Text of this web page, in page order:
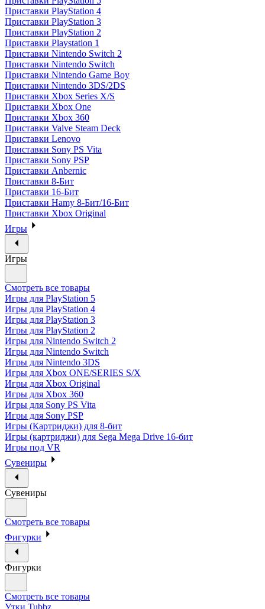
Приставки PlayStation 4
Приставки PlayStation 3
Приставки PlayStation 2
Приставки Playstation 1
Приставки Nintendo Switch 2
Приставки Nintendo Switch
Приставки Nintendo Game Boy
Приставки Nintendo 3DS/2DS
Приставки Xbox Series X/S
Приставки Xbox One
Приставки Xbox 360
Приставки Valve Steam Deck
Приставки Lenovo
Приставки Sony PS Vita
Приставки Sony PSP
Приставки Anbernic
Приставки 8-Бит
Приставки 16-Бит
Приставки Hamy 8-Бит/16-Бит
Приставки Xbox Original
Игры
Игры
Смотреть все товары
Игры для PlayStation 5
Игры для PlayStation 4
Игры для PlayStation 3
Игры для PlayStation 2
Игры для Nintendo Switch 2
Игры для Nintendo Switch
Игры для Nintendo 3DS
Игры для Xbox ONE/SERIES S/X
Игры для Xbox Original
Игры для Xbox 360
Игры для Sony PS Vita
Игры для Sony PSP
Игры (Картриджи) для 8-бит
Игры (картриджи) для Sega Mega Drive 16-бит
Игры под VR
Сувениры
Сувениры
Смотреть все товары
Фигурки
Фигурки
Смотреть все товары
Утки Tubbz